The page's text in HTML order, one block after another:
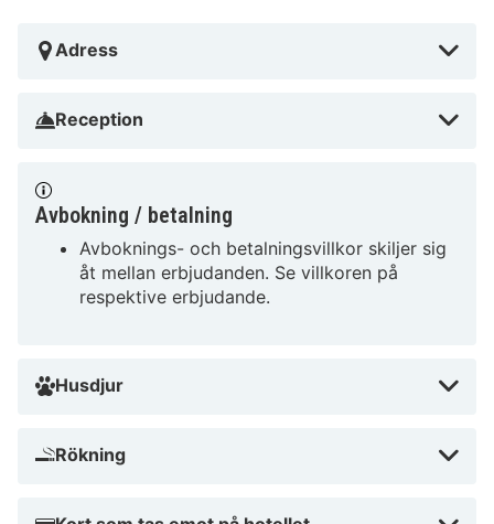
Adress
Reception
Avbokning / betalning
Avboknings- och betalningsvillkor skiljer sig
åt mellan erbjudanden. Se villkoren på
respektive erbjudande.
Husdjur
Rökning